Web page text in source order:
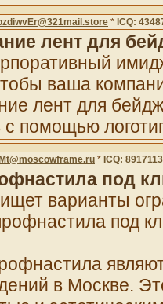
* ICQ:
лент для
ваша
лент для
с помощью
* ICQ: 8917113
под
варианты
под
в Москве.